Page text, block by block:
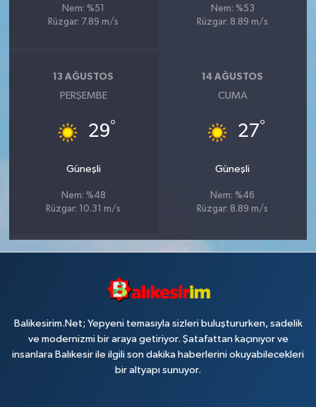
Nem: %51
Rüzgar: 7.89 m/s
Nem: %53
Rüzgar: 8.89 m/s
13 AĞUSTOS
PERŞEMBE
29°
Güneşli
Nem: %48
Rüzgar: 10.31 m/s
14 AĞUSTOS
CUMA
27°
Güneşli
Nem: %46
Rüzgar: 8.89 m/s
Balikesirim.Net; Yepyeni temasıyla sizleri buluştururken, sadelik
ve modernizmi bir araya getiriyor. Şatafattan kaçınıyor ve
insanlara Balıkesir ile ilgili son dakika haberlerini okuyabilecekleri
bir altyapı sunuyor.